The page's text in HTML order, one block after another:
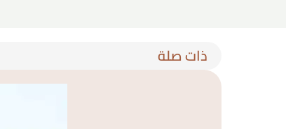
ذات صلة